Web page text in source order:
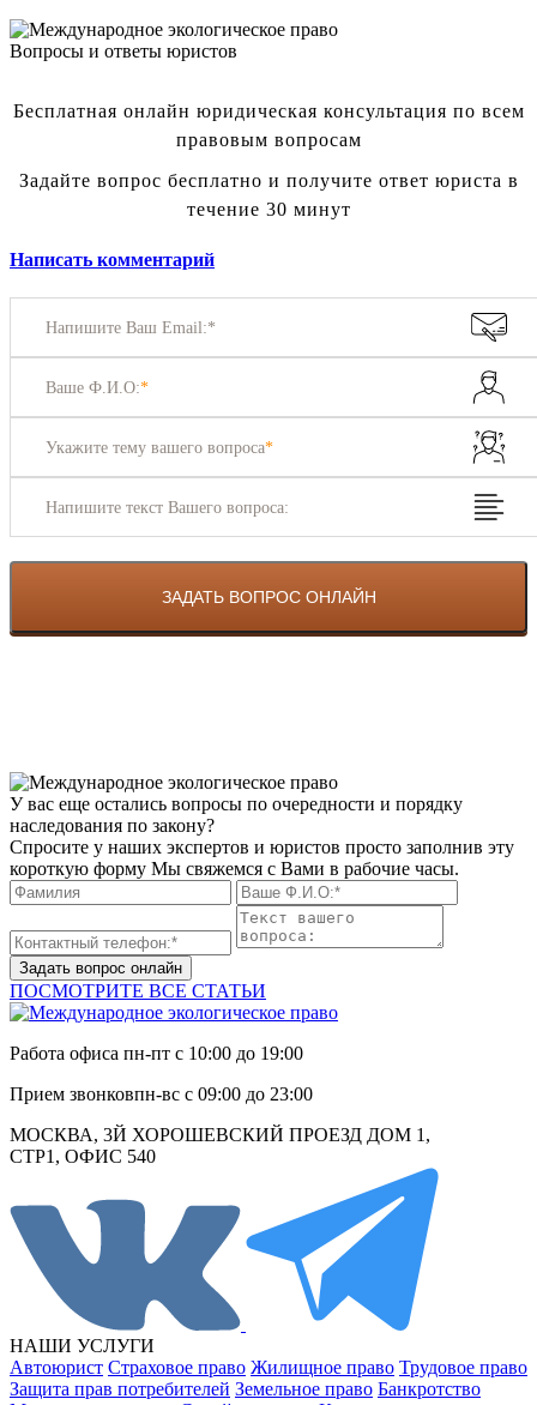
Вопросы и ответы юристов
Бесплатная онлайн юридическая консультация по всем
правовым вопросам
Задайте вопрос бесплатно и получите ответ юриста в
течение 30 минут
Написать комментарий
Напишите Ваш Email:*
Ваше Ф.И.О:*
Укажите тему вашего вопроса*
Напишите текст Вашего вопроса:
У вас еще остались вопросы по очередности и порядку
наследования по закону?
Спросите у наших экспертов и юристов просто заполнив эту
короткую форму Мы свяжемся с Вами в рабочие часы.
Задать вопрос онлайн
ПОСМОТРИТЕ ВСЕ СТАТЬИ
Работа офиса пн-пт с 10:00 до 19:00
Прием звонковпн-вс с 09:00 до 23:00
МОСКВА, 3Й ХОРОШЕВСКИЙ ПРОЕЗД ДОМ 1,
СТР1, ОФИС 540
НАШИ УСЛУГИ
Автоюрист Страховое право Жилищное право Трудовое право
Защита прав потребителей Земельное право Банкротство